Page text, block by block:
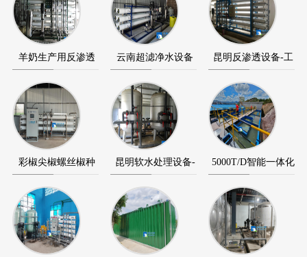
羊奶生产用反渗透
设备-反渗透纯水…
云南超滤净水设备
+反渗透纯水设备…
昆明反渗透设备-工
业反渗透纯水设…
彩椒尖椒螺丝椒种
植用超滤设备+反…
昆明软水处理设备-
软化水设备-软水…
5000T/D智能一体化
净水设备（净水…